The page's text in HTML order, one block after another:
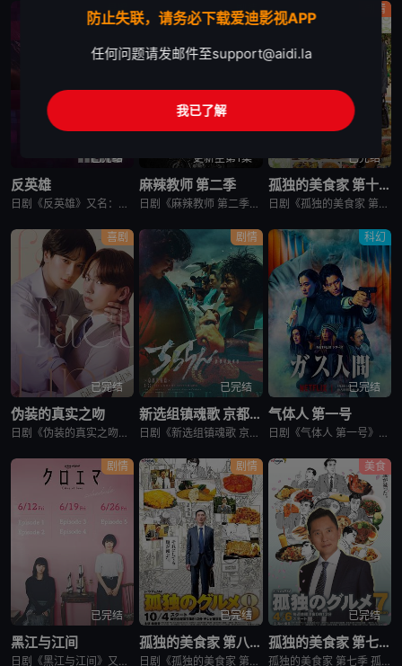
悬疑
已完结
反英雄
日剧《反英雄》又名：ANTI HERO,アンチヒーロー，讲述了：本剧超越了“律政电视剧”的框架，通过长谷川博己饰演的反英雄，向观众传达“正义到底是什么?”“被认为是世上的恶，真的是坏事吗?”，以快速的
剧情
更新至第1集
麻辣教师 第二季
日剧《麻辣教师 第二季》又名：GTO 2,GTO 続編，讲述了：故事背景设定在由大型企业出资设立的私立诚进学园。在这个推崇数字化管理、师生评价透明化的“令和教育现场”，52岁的鬼塚英吉将出任班主任。面
剧情
已完结
孤独的美食家 第十一季
日剧《孤独的美食家 第十一季》又名：孤独のグルメ Season11，讲述了：《孤独的美食家》 第11季宣布回归，定档4月3日开播。这也是继2022年10月第10季播出以来，该系列时隔三年半再次推出新一
喜剧
已完结
伪装的真实之吻
日剧《伪装的真实之吻》又名：Fake Fact Lips,フェイクファクトリップス，讲述了：四谷良与志藤全自高中时代起便是竞争对手，如今又成为营业部同期。同样优秀的两人，从成绩、运动到情人节巧克力数量
剧情
已完结
新选组镇魂歌 京都决战篇
日剧《新选组镇魂歌 京都决战篇》又名：ちるらん 新撰組鎮魂歌 配信ドラマ,ちるらん 新撰組鎮魂歌 京都決戦篇，讲述了：幕末的江户，终日打架斗殴、被称作“刺头”的土方岁三，与近藤勇、山南敬助、冲田总司等
科幻
已完结
气体人 第一号
日剧《气体人 第一号》又名：气体人第一号,气体人 第1号,气体人,Human Vapor,ガス人間，讲述了：冈本贤治（小栗旬 饰）是一位停职中的刑警，受命追查造成一连串离奇命案的罪魁祸首。一切始于一位
剧情
已完结
黑江与江间
日剧《黑江与江间》又名：黑江间,克洛伊与艾玛,克洛伊玛,克萝埃艾玛,クロエマ，讲述了：故事围绕着同时失去工作、恋人和住所的30岁女性艾玛展开。她在落魄之际偶遇神秘资产家克洛伊，两人随即在后者的豪宅中开
剧情
已完结
孤独的美食家 第八季
日剧《孤独的美食家 第八季》将围绕“勿忘初心”，挑战甜点特辑和美食剪辑等全新的主题，一定会让你大吃一惊。另外，那些藏在名不见经传的街头巷尾的美食也不容错过。备受瞩目的第一集将从那个热闹的地方启程。前所
美食
已完结
孤独的美食家 第七季
孤独的美食家 第七季 孤独のグルメ Season7是2018上映的剧情日剧。2012年1月，深夜开始悄悄播放的“孤独的美食家”终于迎来第7季了！众所周知，上季season 6从大阪的味道开始播出，但这次season 7重返初心，并开始与市井中不为人知的奇妙美食相遇。在“孤独的
防止失联，请务必下载爱迪影视APP
任何问题请发邮件至support@aidi.la
我已了解